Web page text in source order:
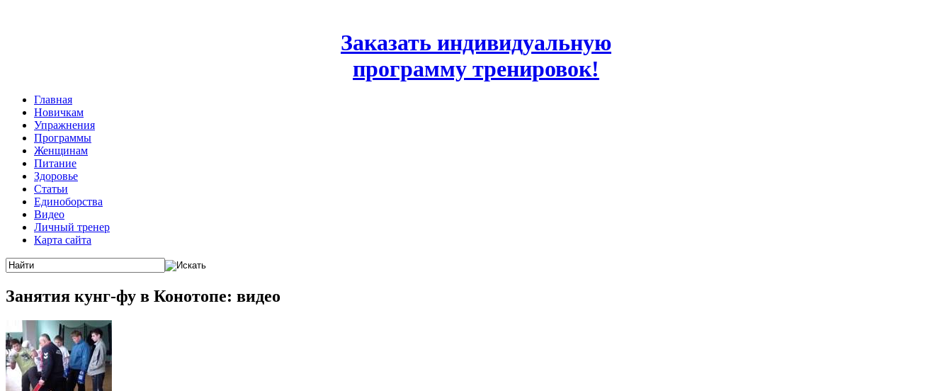
Заказать индивидуальную
программу тренировок!
Главная
Новичкам
Упражнения
Программы
Женщинам
Питание
Здоровье
Статьи
Единоборства
Видео
Личный тренер
Карта сайта
Занятия кунг-фу в Конотопе: видео